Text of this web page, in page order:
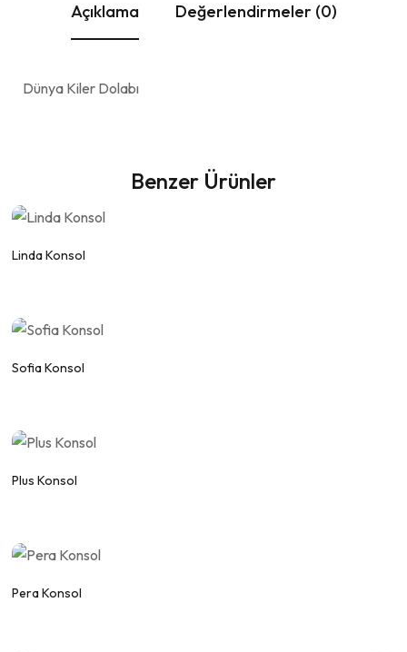
Açıklama Değerlendirmeler (0)
Dünya Kiler Dolabı
Benzer Ürünler
Linda Konsol
WhatsApp
Sofia Konsol
WhatsApp
Plus Konsol
WhatsApp
Pera Konsol